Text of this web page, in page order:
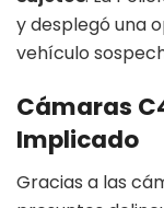
y desplegó una
vehículo
Cámaras
Implicado
Gracias a las